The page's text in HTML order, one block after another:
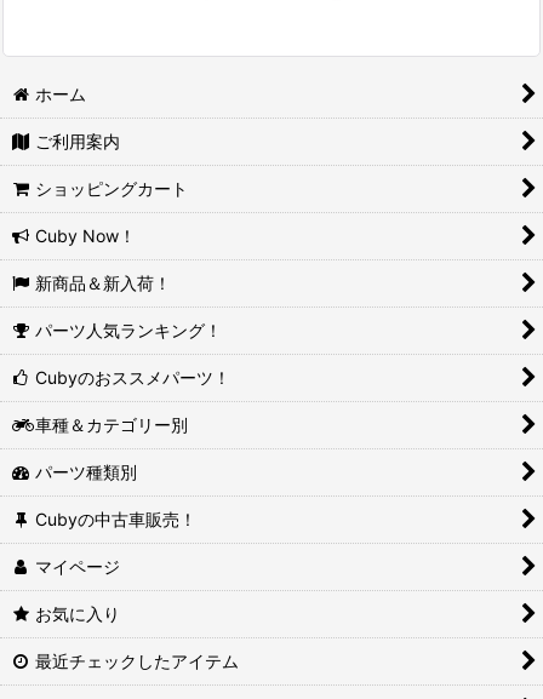
ホーム
ご利用案内
ショッピングカート
Cuby Now！
新商品＆新入荷！
パーツ人気ランキング！
Cubyのおススメパーツ！
車種＆カテゴリー別
パーツ種類別
Cubyの中古車販売！
マイページ
お気に入り
最近チェックしたアイテム